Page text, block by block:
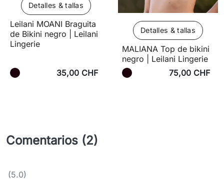
Detalles & tallas
Leilani MOANI Braguita
de Bikini negro | Leilani
Lingerie
35,00 CHF
Detalles & tallas
MALIANA Top de bikini
negro | Leilani Lingerie
75,00 CHF
Comentarios (2)
(5.0)